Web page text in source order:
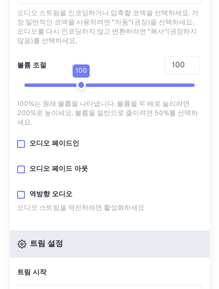
오디오 스트림을 인코딩하거나 압축할 코덱을 선택하세요. 가
장 일반적인 코덱을 사용하려면 "자동"(권장)을 선택하세요.
오디오를 다시 인코딩하지 않고 변환하려면 "복사"(권장하지
않음)를 선택하세요.
볼륨 조절
100
100%는 원래 볼륨을 나타냅니다. 볼륨을 두 배로 늘리려면
200%로 높이세요. 볼륨을 절반으로 줄이려면 50%를 선택하
세요.
오디오 페이드인
오디오 페이드 아웃
역방향 오디오
오디오 스트림을 역전하려면 활성화하세요
트림 설정
트림 시작